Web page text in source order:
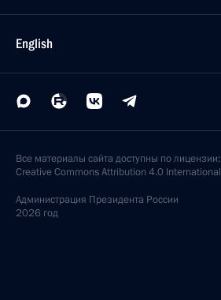
English
Все материалы сайта доступны по лицензии:
Creative Commons Attribution 4.0 International
Администрация Президента России
2026 год